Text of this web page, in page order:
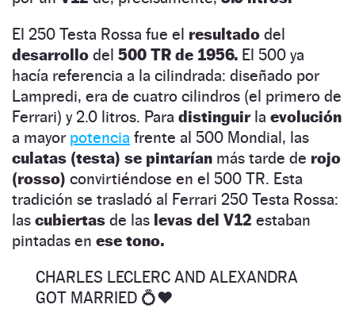
El 250 Testa Rossa fue el resultado del
desarrollo del 500 TR de 1956. El 500 ya
hacía referencia a la cilindrada: diseñado por
Lampredi, era de cuatro cilindros (el primero de
Ferrari) y 2.0 litros. Para distinguir la evolución
a mayor potencia frente al 500 Mondial, las
culatas (testa) se pintarían más tarde de rojo
(rosso) convirtiéndose en el 500 TR. Esta
tradición se trasladó al Ferrari 250 Testa Rossa:
las cubiertas de las levas del V12 estaban
pintadas en ese tono.
CHARLES LECLERC AND ALEXANDRA
GOT MARRIED 💍❤️